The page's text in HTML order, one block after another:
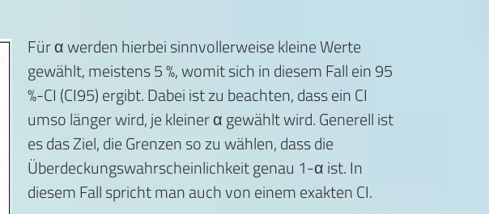
Für α werden hierbei sinnvollerweise kleine Werte
gewählt, meistens 5 %, womit sich in diesem Fall ein 95
%-CI (CI95) ergibt. Dabei ist zu beachten, dass ein CI
umso länger wird, je kleiner α gewählt wird. Generell ist
es das Ziel, die Grenzen so zu wählen, dass die
Überdeckungswahrscheinlichkeit genau 1-α ist. In
diesem Fall spricht man auch von einem exakten CI.